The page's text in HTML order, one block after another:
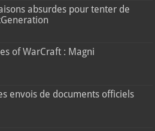
absurdes pour tenter de
of WarCraft : Magni
envois de documents officiels